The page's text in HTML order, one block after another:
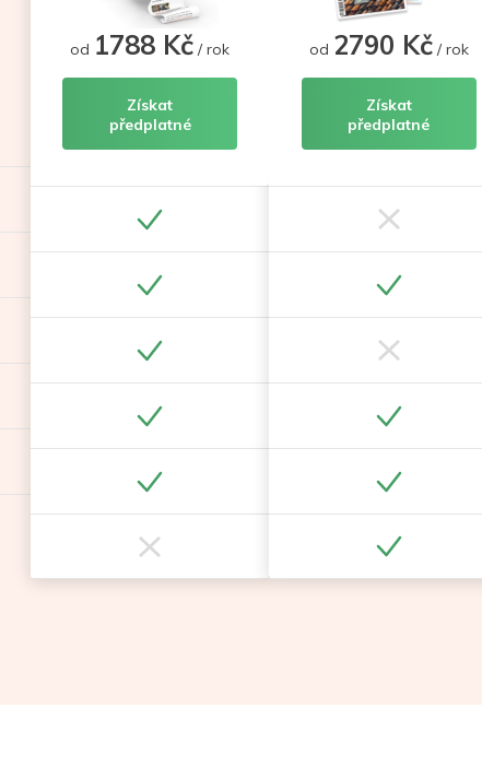
od 1788 Kč / rok
Získat
předplatné
od 2790 Kč/ rok
Získat
předplatné